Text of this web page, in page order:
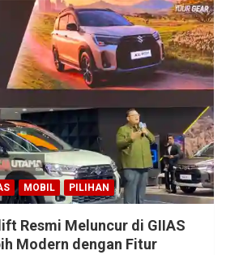
MOBIL PILIHAN
Resmi Meluncur di GIIAS
Modern dengan Fitur